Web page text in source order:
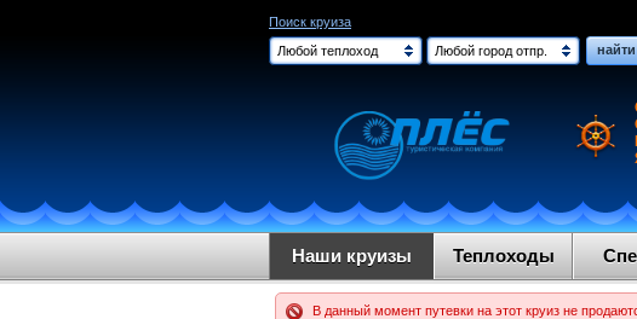
Поиск круиза
Любой теплоход
Любой город отпр. найти
Наши круизы Теплоходы
В данный момент путевки на этот круиз не